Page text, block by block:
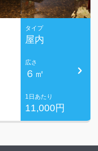
タイプ
屋内
広さ
６㎡
1日あたり
11,000円